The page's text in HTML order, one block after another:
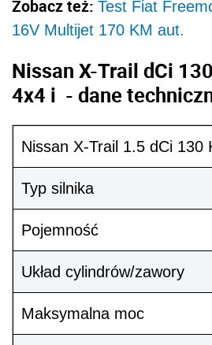
Zobacz też: Test Fiat
16V Multijet 170 KM aut.
Nissan X-Trail dCi
4x4 i - dane
Nissan X-Trail 1.5 dCi 130
Typ silnika
Pojemność
Układ cylindrów/zawory
Maksymalna moc